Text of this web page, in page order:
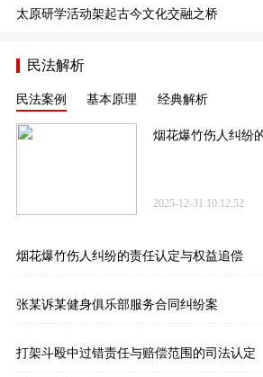
太原研学活动架起古今文化交融之桥
民法解析
民法案例 基本原理 经典解析
烟花爆竹伤人纠纷
2025-12-31 10:12:52
烟花爆竹伤人纠纷的责任认定与权益追偿
张某诉某健身俱乐部服务合同纠纷案
打架斗殴中过错责任与赔偿范围的司法认定